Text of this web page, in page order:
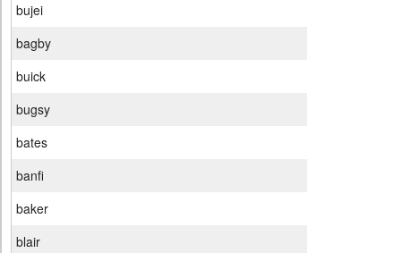
bujei
bagby
buick
bugsy
bates
banfi
baker
blair